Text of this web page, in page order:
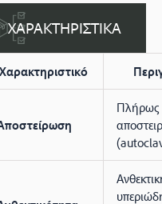
ΧΑΡΑΚΤΗΡΙΣΤΙΚΑ
Χαρακτηριστικό
Πλήρως